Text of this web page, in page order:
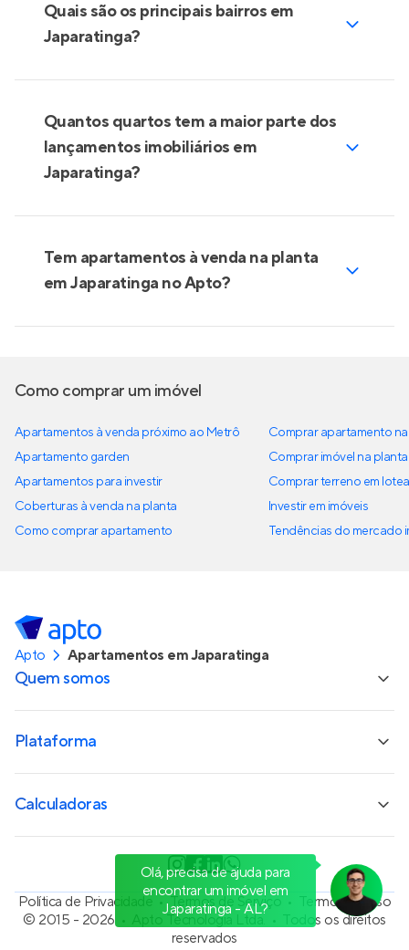
Quais são os principais bairros em
Japaratinga?
Quantos quartos tem a maior parte dos
lançamentos imobiliários em
Japaratinga?
Tem apartamentos à venda na planta
em Japaratinga no Apto?
Olá, precisa de ajuda para
encontrar um imóvel em
Japaratinga - AL?
Como comprar um imóvel
Apartamentos à venda próximo ao Metrô
Apartamento garden
Apartamentos para investir
Coberturas à venda na planta
Como comprar apartamento
Comprar apartamento
Comprar imóvel na planta
Comprar terreno em
Investir em imóveis
Tendências do mercado
Apto Apartamentos em Japaratinga
Quem somos
Plataforma
Calculadoras
Política de Privacidade Termos de Serviço
Termos de Uso
© 2015 - 2026
Apto Tecnologia Ltda.
Todos os direitos
reservados